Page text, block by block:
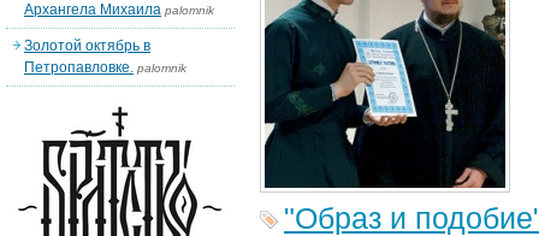
"Образ и
Архангела Михаила palomnik
Золотой октябрь в
Петропавловке. palomnik